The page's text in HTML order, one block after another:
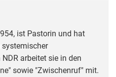
ist Pastorin und hat
arbeitet sie in den
sowie "Zwischenruf" mit.